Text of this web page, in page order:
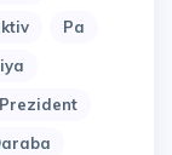
Pa
Prezident